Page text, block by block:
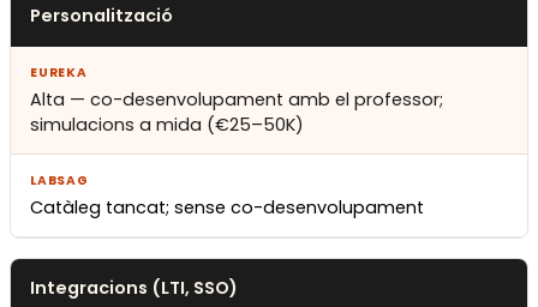
Personalització
Alta — co-desenvolupament amb el professor;
simulacions a mida (€25–50K)
Catàleg tancat; sense co-desenvolupament
Integracions (LTI, SSO)